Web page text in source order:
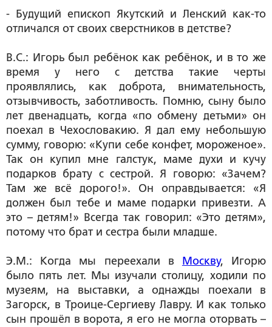
- Будущий епископ Якутский и Ленский как-то
отличался от своих сверстников в детстве?
В.С.: Игорь был ребёнок как ребёнок, и в то же
время у него с детства такие черты
проявлялись, как доброта, внимательность,
отзывчивость, заботливость. Помню, сыну было
лет двенадцать, когда «по обмену детьми» он
поехал в Чехословакию. Я дал ему небольшую
сумму, говорю: «Купи себе конфет, мороженое».
Так он купил мне галстук, маме духи и кучу
подарков брату с сестрой. Я говорю: «Зачем?
Там же всё дорого!». Он оправдывается: «Я
должен был тебе и маме подарки привезти. А
это – детям!» Всегда так говорил: «Это детям»,
потому что брат и сестра были младше.
Э.М.: Когда мы переехали в Москву, Игорю
было пять лет. Мы изучали столицу, ходили по
музеям, на выставки, а однажды поехали в
Загорск, в Троице-Сергиеву Лавру. И как только
сын прошёл в ворота, я его не могла оторвать –